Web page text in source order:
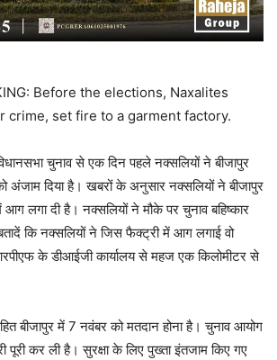
Before the elections, Naxalites
crime, set fire to a garment factory.
चुनाव से एक दिन पहले नक्‍सलियों ने बीजापुर
अंजाम दिया है। खबरों के अनुसार नक्‍सलियों ने बीजापुर
लगा दी है। नक्‍सलियों ने मौके पर चुनाव बहिष्कार
कि नक्‍सलियों ने जिस फैक्ट्री में आग लगाई वो
के डीआईजी कार्यालय से महज एक किलोमीटर से
बीजापुर में 7 नवंबर को मतदान होना है। चुनाव आयोग
पूरी कर ली है। सुरक्षा के लिए पुख्ता इंतजाम किए गए